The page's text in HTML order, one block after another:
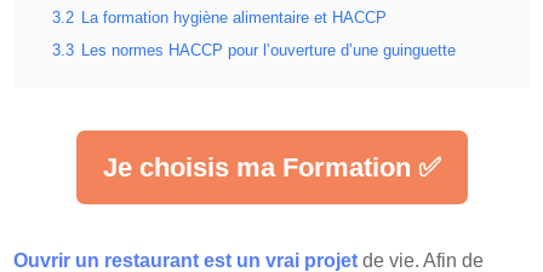
3.2 La formation hygiène alimentaire et HACCP
3.3 Les normes HACCP pour l’ouverture d’une guinguette
Je choisis ma Formation ✅
Ouvrir un restaurant est un vrai projet de vie. Afin de